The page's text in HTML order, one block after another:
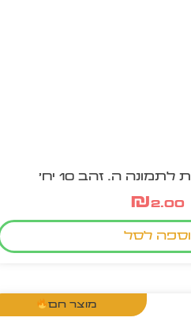
ה. זהב 10 יח'
₪2.00
לסל
מוצר חם